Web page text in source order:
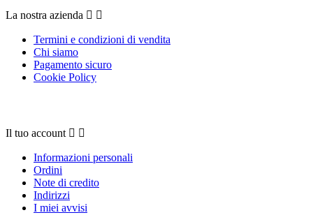
La nostra azienda  
Termini e condizioni di vendita
Chi siamo
Pagamento sicuro
Cookie Policy
Il tuo account  
Informazioni personali
Ordini
Note di credito
Indirizzi
I miei avvisi